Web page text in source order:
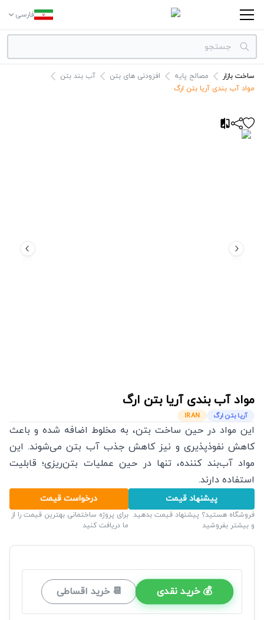
فارسی
دسته بندی‌ها
ساخت بازار مصالح پایه افزودنی های بتن
آب بند بتن
مواد آب بندی آریا بتن ارگ
مواد آب بندی آریا بتن ارگ
آریا بتن ارگ IRAN
این مواد در حین ساخت بتن، به مخلوط اضافه شده و باعث
كاهش نفوذ‌پذیری و نیز كاهش جذب آب بتن می‌شوند. این
مواد آب‌بند کننده، تنها در حین عملیات بتن‌ریزی؛ قابلیت
استفاده دارند.
پیشنهاد قیمت
فروشگاه هستید؟ پیشنهاد قیمت بدهید
و بیشتر بفروشید
درخواست قیمت
برای پروژه ساختمانی بهترین قیمت را از
ما دریافت کنید
💰 خرید نقدی 📆 خرید اقساطی